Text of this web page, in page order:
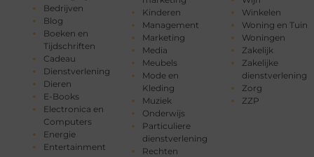
Bedrijven
Blog
Boeken en
Tijdschriften
Cadeau
Dienstverlening
Dieren
E-Books
Electronica en
Computers
Energie
Entertainment
Kinderen
Management
Marketing
Media
Meubels
Mode en
Kleding
Muziek
Onderwijs
Particuliere
dienstverlening
Rechten
Winkelen
Woning en Tuin
Woningen
Zakelijk
Zakelijke
dienstverlening
Zorg
ZZP